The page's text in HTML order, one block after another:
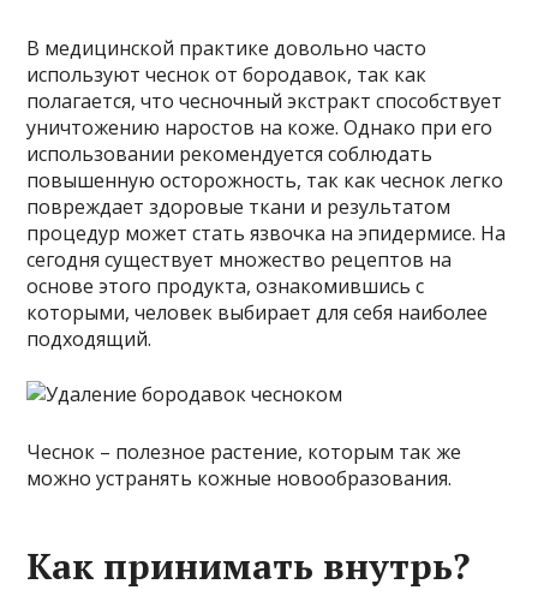
В медицинской практике довольно часто
используют чеснок от бородавок, так как
полагается, что чесночный экстракт способствует
уничтожению наростов на коже. Однако при его
использовании рекомендуется соблюдать
повышенную осторожность, так как чеснок легко
повреждает здоровые ткани и результатом
процедур может стать язвочка на эпидермисе. На
сегодня существует множество рецептов на
основе этого продукта, ознакомившись с
которыми, человек выбирает для себя наиболее
подходящий.
Чеснок – полезное растение, которым так же
можно устранять кожные новообразования.
Как принимать внутрь?